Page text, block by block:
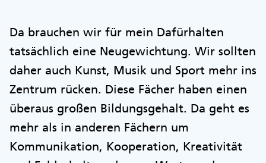
Da brauchen wir für mein Dafürhalten
tatsächlich eine Neugewichtung. Wir sollten
daher auch Kunst, Musik und Sport mehr ins
Zentrum rücken. Diese Fächer haben einen
überaus großen Bildungsgehalt. Da geht es
mehr als in anderen Fächern um
Kommunikation, Kooperation, Kreativität